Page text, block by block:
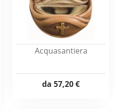
Acquasantiera
da 57,20 €